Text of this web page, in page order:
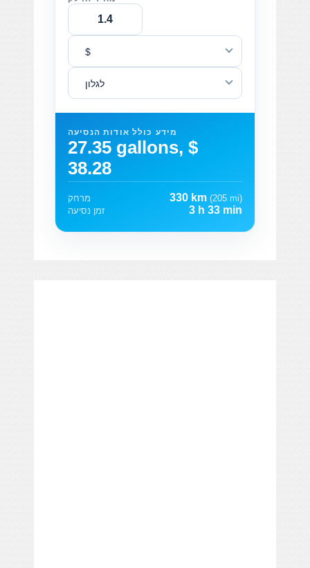
$
לגלון
מידע כולל אודות הנסיעה
27.35 gallons, $
38.28
מרחק 330 km (205 mi)
זמן נסיעה
3 h 33 min